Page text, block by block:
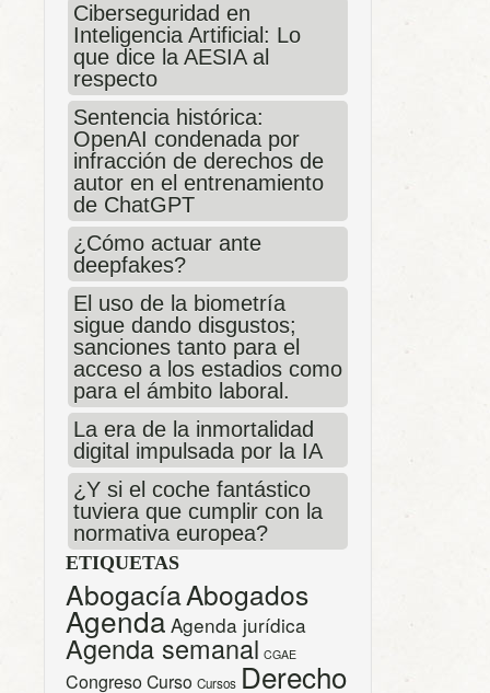
Ciberseguridad en
Inteligencia Artificial: Lo
que dice la AESIA al
respecto
Sentencia histórica:
OpenAI condenada por
infracción de derechos de
autor en el entrenamiento
de ChatGPT
¿Cómo actuar ante
deepfakes?
El uso de la biometría
sigue dando disgustos;
sanciones tanto para el
acceso a los estadios como
para el ámbito laboral.
La era de la inmortalidad
digital impulsada por la IA
¿Y si el coche fantástico
tuviera que cumplir con la
normativa europea?
ETIQUETAS
AbogacíaAbogados
Agenda Agenda jurídica
Agenda semanal CGAE
CongresoCurso Cursos Derecho